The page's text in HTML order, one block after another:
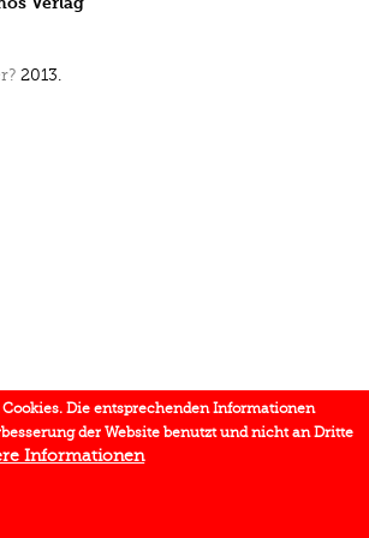
2013.
Cookies. Die entsprechenden Informationen
der Website benutzt und nicht an Dritte
Informationen